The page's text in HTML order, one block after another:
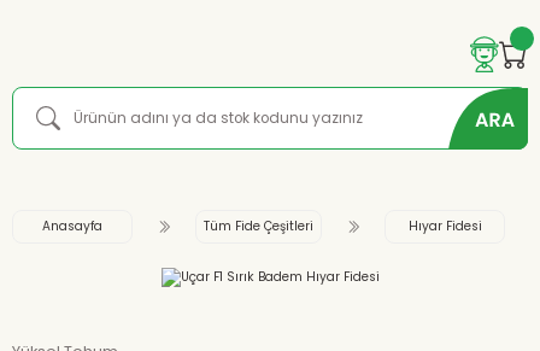
Anasayfa Tüm Fide Çeşitleri Hıyar Fidesi